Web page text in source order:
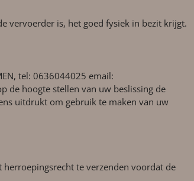
vervoerder is, het goed fysiek in bezit krijgt.
tel: 0636044025 email:
de hoogte stellen van uw beslissing de
uitdrukt om gebruik te maken van uw
te verzenden voordat de